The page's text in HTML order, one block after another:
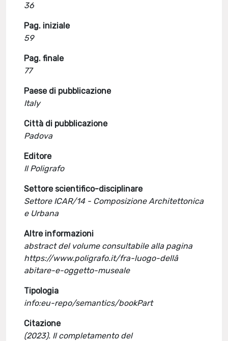
36
Pag. iniziale
59
Pag. finale
77
Paese di pubblicazione
Italy
Città di pubblicazione
Padova
Editore
Il Poligrafo
Settore scientifico-disciplinare
Settore ICAR/14 - Composizione Architettonica
e Urbana
Altre informazioni
abstract del volume consultabile alla pagina
https://www.poligrafo.it/fra-luogo-dellâ
abitare-e-oggetto-museale
Tipologia
info:eu-repo/semantics/bookPart
Citazione
(2023). Il completamento del